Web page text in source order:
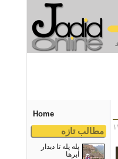
Home
مطالب تازه
پله پله تا دیدار
ابرها